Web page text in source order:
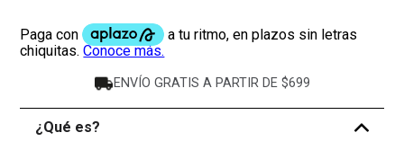
ENVÍO GRATIS A PARTIR DE $699
¿Qué es? -